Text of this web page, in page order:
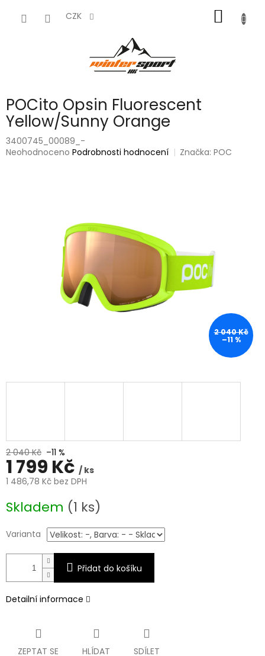
CZK
KOŠÍK
POCito Opsin Fluorescent
Yellow/Sunny Orange
3400745_00089_-
Průměrné
Neohodnoceno Podrobnosti hodnocení Značka:POC
2 040 Kč
–11 %
2 040 Kč –11 %
1 799 Kč / ks
1 486,78 Kč bez DPH
cena:
Skladem (1 ks)
Varianta
Přidat do košíku
Detailní informace
ZEPTAT SE HLÍDAT SDÍLET